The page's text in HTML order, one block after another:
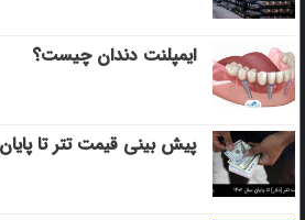
ایمپلنت دندان چیست؟
پیش بینی قیمت تتر تا پایان